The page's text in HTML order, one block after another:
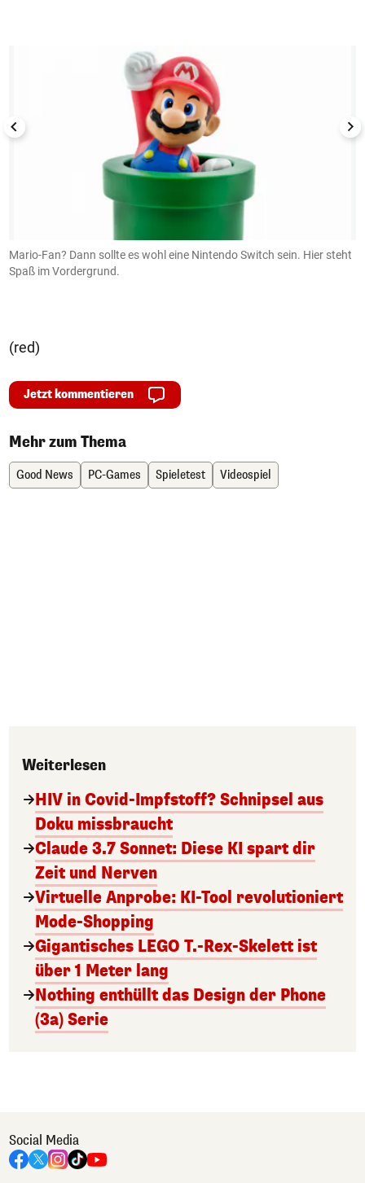
Mario-Fan? Dann sollte es wohl eine Nintendo Switch sein. Hier steht
Spaß im Vordergrund.
(red)
Jetzt kommentieren
Mehr zum Thema
Good News PC-Games Spieletest Videospiel
Weiterlesen
HIV in Covid-Impfstoff? Schnipsel aus
Doku missbraucht
Claude 3.7 Sonnet: Diese KI spart dir
Zeit und Nerven
Virtuelle Anprobe: KI-Tool revolutioniert
Mode-Shopping
Gigantisches LEGO T.-Rex-Skelett ist
über 1 Meter lang
Nothing enthüllt das Design der Phone
(3a) Serie
Social Media